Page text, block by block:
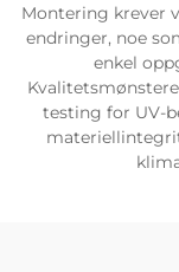
Montering krever
endringer, noe
enkel
testing for UV-